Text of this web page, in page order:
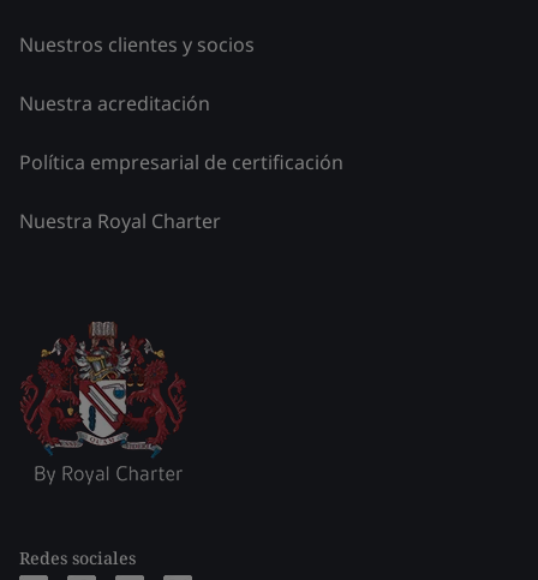
Nuestros clientes y socios
Nuestra acreditación
Política empresarial de certificación
Nuestra Royal Charter
Redes sociales